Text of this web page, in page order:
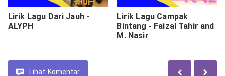
Lirik Lagu Dari Jauh -
ALYPH
Lirik Lagu Campak
Bintang - Faizal Tahir and
M. Nasir
Lihat Komentar